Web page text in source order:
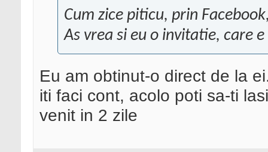
Cum zice piticu, prin
As vrea si eu o invitatie, care
Eu am obtinut-o direct de la
iti faci cont, acolo poti sa-ti
venit in 2 zile